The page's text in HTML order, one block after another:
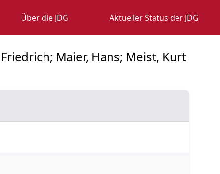
Über die JDG Aktueller Status der JDG
Maier, Hans; Meist, Kurt